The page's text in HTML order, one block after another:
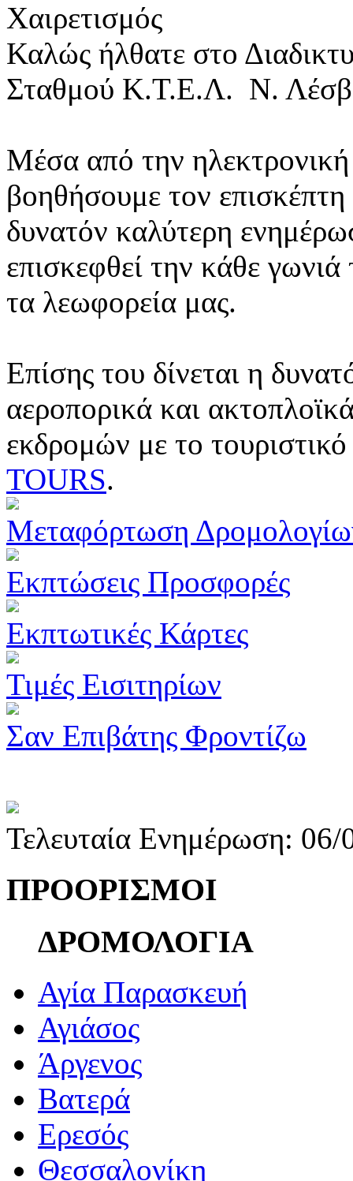
Χαιρετισμός
Καλώς ήλθατε στο
Σταθμού Κ.Τ.Ε.Λ. Ν.
Μέσα από την ηλεκτρονική
βοηθήσουμε τον
δυνατόν καλύτερη
επισκεφθεί την κάθε
τα λεωφορεία μας.
Επίσης του δίνεται η
αεροπορικά και
εκδρομών με το
TOURS.
Μεταφόρτωση
Εκπτώσεις Προσφορές
Εκπτωτικές Κάρτες
Τιμές Εισιτηρίων
Σαν Επιβάτης Φροντίζω
Τελευταία Ενημέρωση:
ΠΡΟΟΡΙΣΜΟΙ
ΔΡΟΜΟΛΟΓΙΑ
Αγία Παρασκευή
Αγιάσος
Άργενος
Βατερά
Ερεσός
Θεσσαλονίκη